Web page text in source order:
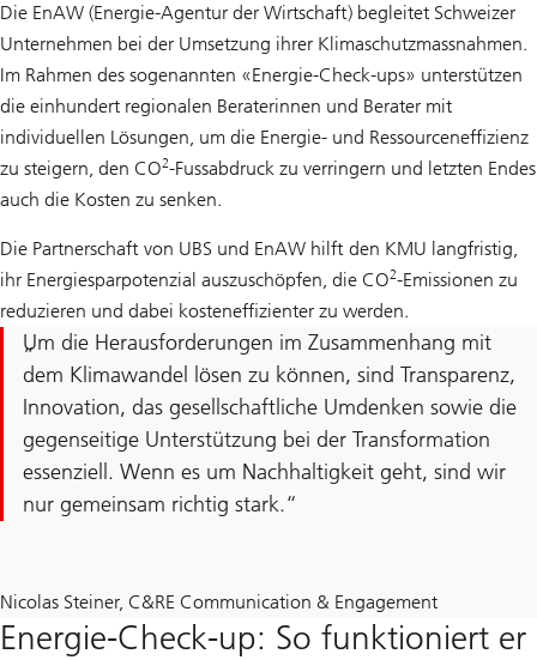
Die EnAW (Energie-Agentur der Wirtschaft) begleitet Schweizer
Unternehmen bei der Umsetzung ihrer Klimaschutzmassnahmen.
Im Rahmen des sogenannten «Energie-Check-ups» unterstützen
die einhundert regionalen Beraterinnen und Berater mit
individuellen Lösungen, um die Energie- und Ressourceneffizienz
zu steigern, den CO2-Fussabdruck zu verringern und letzten Endes
auch die Kosten zu senken.
Die Partnerschaft von UBS und EnAW hilft den KMU langfristig,
ihr Energiesparpotenzial auszuschöpfen, die CO2-Emissionen zu
reduzieren und dabei kosteneffizienter zu werden.
Um die Herausforderungen im Zusammenhang mit
dem Klimawandel lösen zu können, sind Transparenz,
Innovation, das gesellschaftliche Umdenken sowie die
gegenseitige Unterstützung bei der Transformation
essenziell. Wenn es um Nachhaltigkeit geht, sind wir
nur gemeinsam richtig stark.
Nicolas Steiner, C&RE Communication & Engagement
Energie-Check-up: So funktioniert er